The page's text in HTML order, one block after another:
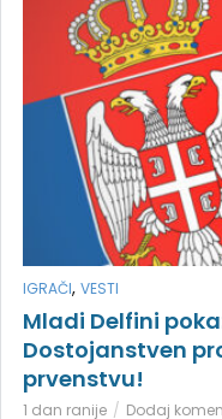
IGRAČI, VESTI
Mladi Delfini
Dostojanstven
prvenstvu!
1 dan ranije Dodaj